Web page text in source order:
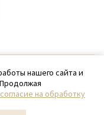
87
нашего сайта и
согласие на обработку